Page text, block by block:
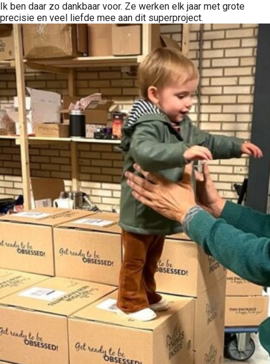
Ik ben daar zo dankbaar voor. Ze werken elk jaar met grote
precisie en veel liefde mee aan dit superproject.